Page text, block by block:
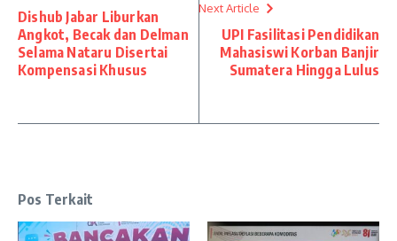
Dishub Jabar Liburkan
Angkot, Becak dan Delman
Selama Nataru Disertai
Kompensasi Khusus
Next Article
UPI Fasilitasi Pendidikan
Mahasiswi Korban Banjir
Sumatera Hingga Lulus
Pos Terkait